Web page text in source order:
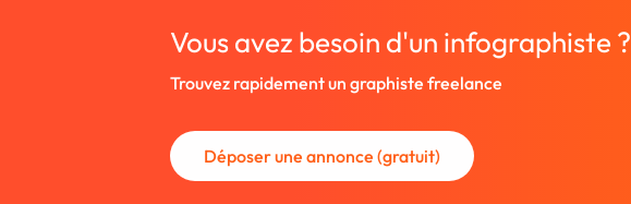
Vous avez besoin d'un infographiste ?
Trouvez rapidement un graphiste freelance
Déposer une annonce (gratuit)